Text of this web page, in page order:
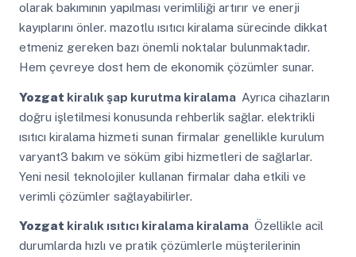
olarak bakımının yapılması verimliliği artırır ve enerji
kayıplarını önler. mazotlu ısıtıcı kiralama sürecinde dikkat
etmeniz gereken bazı önemli noktalar bulunmaktadır.
Hem çevreye dost hem de ekonomik çözümler sunar.
Yozgat kiralık şap kurutma kiralama Ayrıca cihazların
doğru işletilmesi konusunda rehberlik sağlar. elektrikli
ısıtıcı kiralama hizmeti sunan firmalar genellikle kurulum
varyant3 bakım ve söküm gibi hizmetleri de sağlarlar.
Yeni nesil teknolojiler kullanan firmalar daha etkili ve
verimli çözümler sağlayabilirler.
Yozgat kiralık ısıtıcı kiralama kiralama Özellikle acil
durumlarda hızlı ve pratik çözümlerle müşterilerinin